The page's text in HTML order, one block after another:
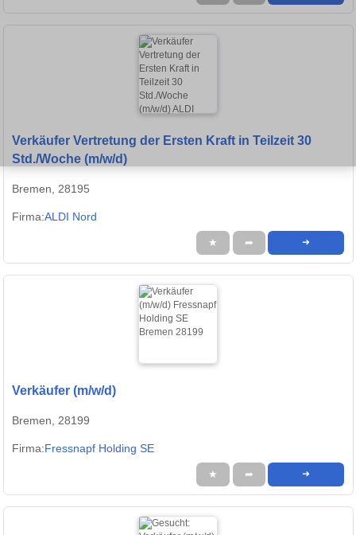
Verkäufer Vertretung der Ersten Kraft in Teilzeit 30
Std./Woche (m/w/d)
Bremen, 28195
Firma:ALDI Nord
★ ➦ ➜
Verkäufer (m/w/d)
Bremen, 28199
Firma:Fressnapf Holding SE
★ ➦ ➜